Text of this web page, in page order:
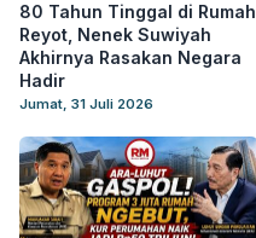
80 Tahun Tinggal di Rumah
Reyot, Nenek Suwiyah
Akhirnya Rasakan Negara
Hadir
Jumat, 31 Juli 2026